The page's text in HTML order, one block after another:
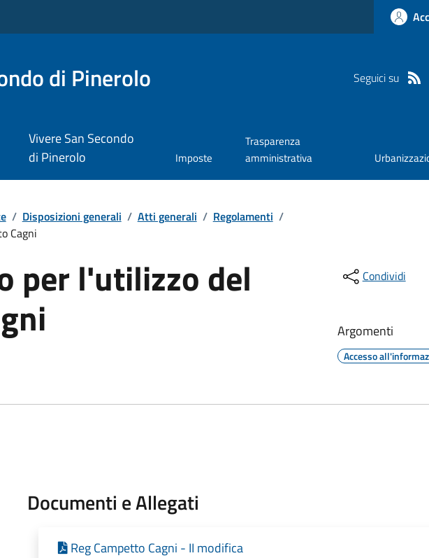
di Pinerolo Seguici su
Vivere San Secondo
di Pinerolo
Imposte
Trasparenza
amministrativa
/ Disposizioni generali / Atti generali / Regolamenti /
Cagni
per l'utilizzo del Condividi
Argomenti
Accesso
Documenti e Allegati
Reg Campetto Cagni - II modifica